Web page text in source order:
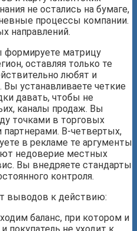
не остались на бумаге,
процессы компании.
направлений.
формируете матрицу
оставляя только те
любят и
устанавливаете четкие
давать, чтобы не
каналы продаж. Вы
точками в торговых
партнерами. В-четвертых,
в рекламе те аргументы
недоверие местных
Вы внедряете стандарты
контроля.
выводов к действию:
баланс, при котором и